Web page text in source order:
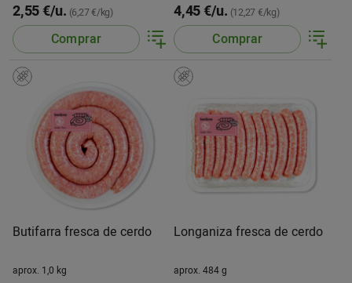
2,55 €/u. (6,27 €/kg)
Comprar
4,45 €/u. (12,27 €/kg)
Comprar
Butifarra fresca de cerdo
aprox. 1,0 kg
Longaniza fresca de cerdo
aprox. 484 g